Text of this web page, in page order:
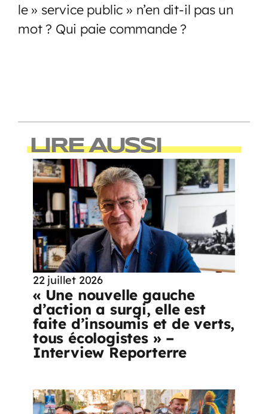
le » service public » n’en dit-il pas un
mot ? Qui paie commande ?
LIRE AUSSI
22 juillet 2026
« Une nouvelle gauche
d’action a surgi, elle est
faite d’insoumis et de verts,
tous écologistes » –
Interview Reporterre